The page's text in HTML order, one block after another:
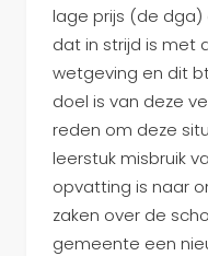
lage prijs (de
dat in strijd is met
wetgeving en dit
doel is van deze
reden om deze
leerstuk misbruik
opvatting is naar
zaken over de
gemeente een